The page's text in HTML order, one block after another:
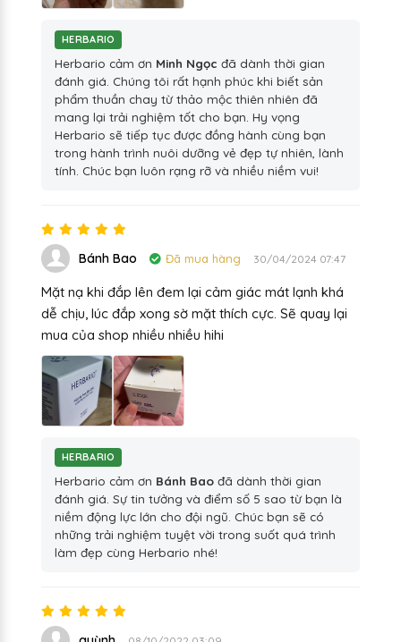
HERBARIO
Herbario cảm ơn Minh Ngọc đã dành thời gian
đánh giá. Chúng tôi rất hạnh phúc khi biết sản
phẩm thuần chay từ thảo mộc thiên nhiên đã
mang lại trải nghiệm tốt cho bạn. Hy vọng
Herbario sẽ tiếp tục được đồng hành cùng bạn
trong hành trình nuôi dưỡng vẻ đẹp tự nhiên, lành
tính. Chúc bạn luôn rạng rỡ và nhiều niềm vui!
Bánh Bao Đã mua hàng 30/04/2024 07:47
Mặt nạ khi đắp lên đem lại cảm giác mát lạnh khá
dễ chịu, lúc đắp xong sờ mặt thích cực. Sẽ quay lại
mua của shop nhiều nhiều hihi
HERBARIO
Herbario cảm ơn Bánh Bao đã dành thời gian
đánh giá. Sự tin tưởng và điểm số 5 sao từ bạn là
niềm động lực lớn cho đội ngũ. Chúc bạn sẽ có
những trải nghiệm tuyệt vời trong suốt quá trình
làm đẹp cùng Herbario nhé!